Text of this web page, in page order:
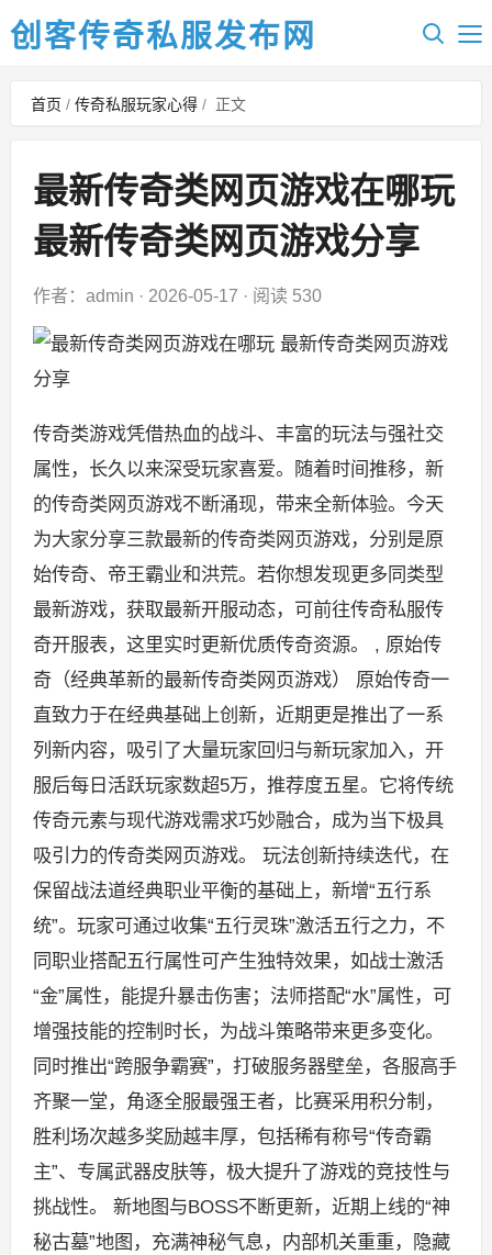
创客传奇私服发布网
首页 / 传奇私服玩家心得 / 正文
最新传奇类网页游戏在哪玩
最新传奇类网页游戏分享
作者：admin · 2026-05-17 · 阅读 530
传奇类游戏凭借热血的战斗、丰富的玩法与强社交
属性，长久以来深受玩家喜爱。随着时间推移，新
的传奇类网页游戏不断涌现，带来全新体验。今天
为大家分享三款最新的传奇类网页游戏，分别是原
始传奇、帝王霸业和洪荒。若你想发现更多同类型
最新游戏，获取最新开服动态，可前往传奇私服传
奇开服表，这里实时更新优质传奇资源。 , 原始传
奇（经典革新的最新传奇类网页游戏） 原始传奇一
直致力于在经典基础上创新，近期更是推出了一系
列新内容，吸引了大量玩家回归与新玩家加入，开
服后每日活跃玩家数超5万，推荐度五星。它将传统
传奇元素与现代游戏需求巧妙融合，成为当下极具
吸引力的传奇类网页游戏。 玩法创新持续迭代，在
保留战法道经典职业平衡的基础上，新增“五行系
统”。玩家可通过收集“五行灵珠”激活五行之力，不
同职业搭配五行属性可产生独特效果，如战士激活
“金”属性，能提升暴击伤害；法师搭配“水”属性，可
增强技能的控制时长，为战斗策略带来更多变化。
同时推出“跨服争霸赛”，打破服务器壁垒，各服高手
齐聚一堂，角逐全服最强王者，比赛采用积分制，
胜利场次越多奖励越丰厚，包括稀有称号“传奇霸
主”、专属武器皮肤等，极大提升了游戏的竞技性与
挑战性。 新地图与BOSS不断更新，近期上线的“神
秘古墓”地图，充满神秘气息，内部机关重重，隐藏